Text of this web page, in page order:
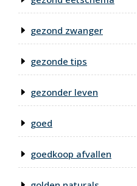
gezond zwanger
gezonde tips
gezonder leven
goed
goedkoop afvallen